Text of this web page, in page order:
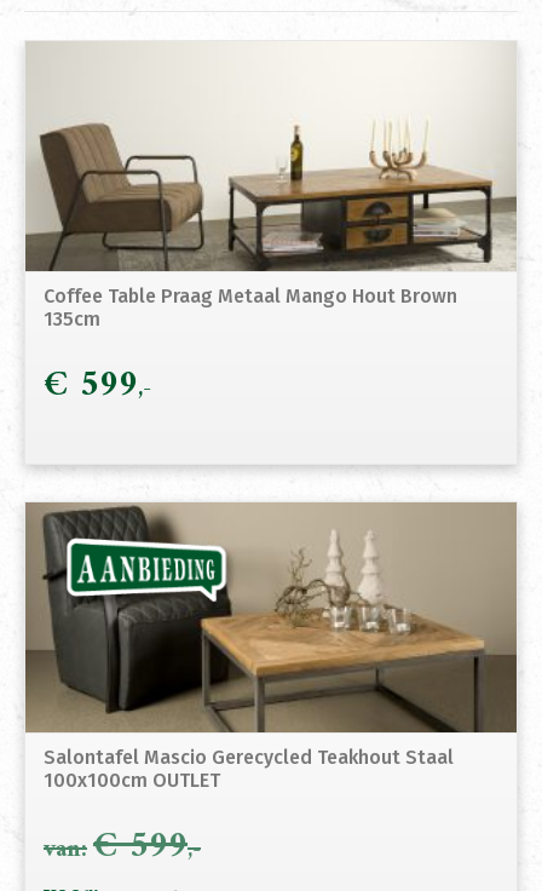
Coffee Table Praag Metaal Mango Hout Brown
135cm
€ 599
Salontafel Mascio Gerecycled Teakhout Staal
100x100cm OUTLET
€599